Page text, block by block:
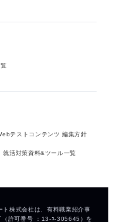
テストコンテンツ 編集方針
就活対策資料&ツール一覧